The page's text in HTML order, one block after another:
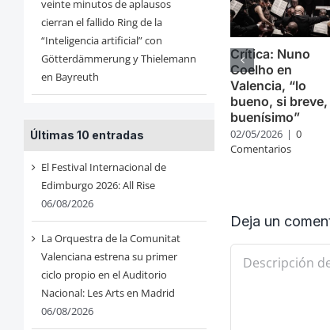
veinte minutos de aplausos
cierran el fallido Ring de la
“Inteligencia artificial” con
Götterdämmerung y Thielemann
en Bayreuth
Últimas 10 entradas
El Festival Internacional de
Edimburgo 2026: All Rise
06/08/2026
La Orquestra de la Comunitat
Valenciana estrena su primer
ciclo propio en el Auditorio
Nacional: Les Arts en Madrid
06/08/2026
Crítica: Nuno
Coelho en
Valencia, “lo
bueno, si breve,
buenísimo”
02/05/2026 | 0
Comentarios
Deja un
Comentario